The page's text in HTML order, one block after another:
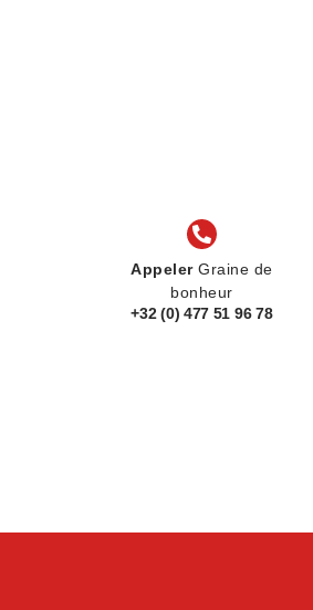
AppelerGraine de
bonheur
+32 (0) 477 51 96 78